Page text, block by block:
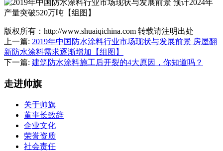
版权所有：http://www.shuaiqichina.com 转载请注明出处
上一篇: 2019年中国防水涂料行业市场现状与发展前景 房屋翻
新防水涂料需求逐渐增加【组图】
下一篇: 建筑防水涂料施工后开裂的4大原因，你知道吗？
走进帅旗
关于帅旗
董事长致辞
企业文化
荣誉资质
社会责任